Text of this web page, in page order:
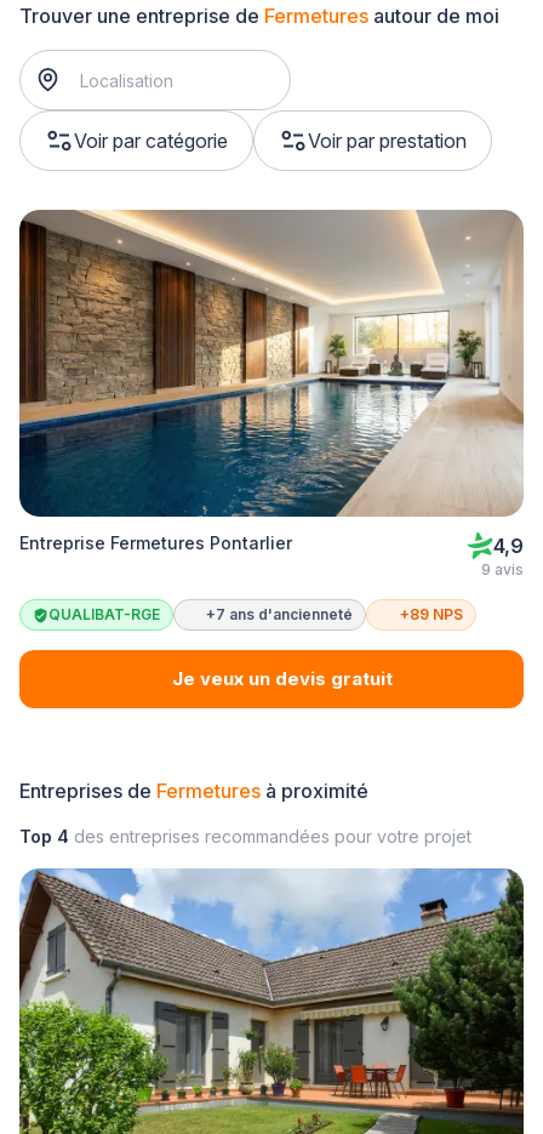
Trouver une entreprise de Fermetures autour de moi
Voir par catégorie Voir par prestation
Entreprise Fermetures Pontarlier 4,9
9 avis
QUALIBAT-RGE +7 ans d'ancienneté +89 NPS
Je veux un devis gratuit
Entreprises de Fermetures à proximité
Top 4 des entreprises recommandées pour votre projet